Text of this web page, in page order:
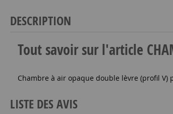
DESCRIPTION
Tout savoir sur l'article
Chambre à air opaque double lèvre (profil V)
LISTE DES AVIS